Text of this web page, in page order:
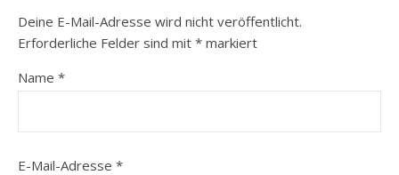
Deine E-Mail-Adresse wird nicht veröffentlicht.
Erforderliche Felder sind mit * markiert
Name *
E-Mail-Adresse *